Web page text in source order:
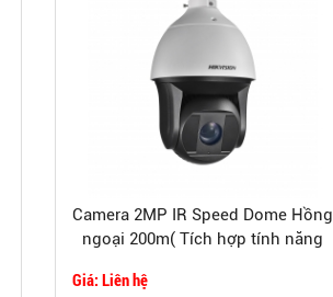
Camera 2MP IR Speed Dome Hồng
ngoại 200m( Tích hợp tính năng
Giá: Liên hệ